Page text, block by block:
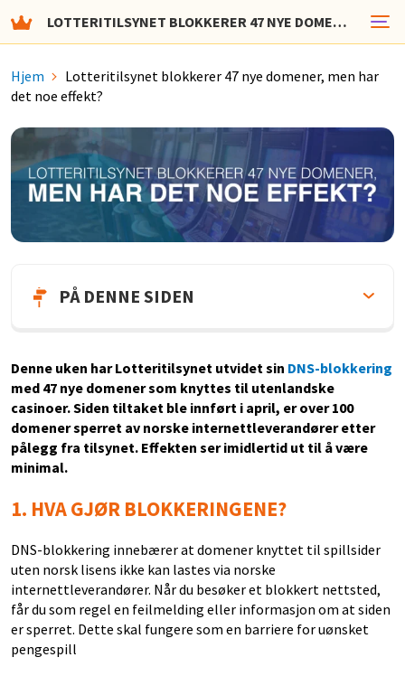
LOTTERITILSYNET BLOKKERER 47 NYE DOMENER, MEN HAR DET NOE EFFEKT?
Hjem
Lotteritilsynet blokkerer 47 nye domener, men har
det noe effekt?
PÅ DENNE SIDEN
Denne uken har Lotteritilsynet utvidet sin DNS-blokkering
med 47 nye domener som knyttes til utenlandske
casinoer. Siden tiltaket ble innført i april, er over 100
domener sperret av norske internettleverandører etter
pålegg fra tilsynet. Effekten ser imidlertid ut til å være
minimal.
1. HVA GJØR BLOKKERINGENE?
DNS-blokkering innebærer at domener knyttet til spillsider
uten norsk lisens ikke kan lastes via norske
internettleverandører. Når du besøker et blokkert nettsted,
får du som regel en feilmelding eller informasjon om at siden
er sperret. Dette skal fungere som en barriere for uønsket
pengespill